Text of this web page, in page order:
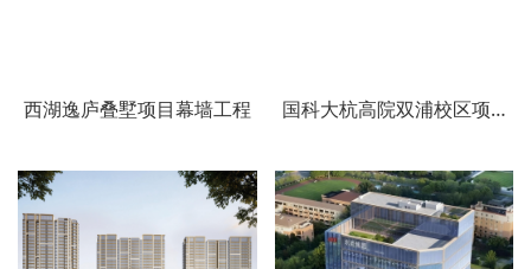
西湖逸庐叠墅项目幕墙工程 国科大杭高院双浦校区项目